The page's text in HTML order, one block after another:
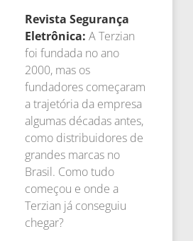
Revista Segurança
Eletrônica: A Terzian
foi fundada no ano
2000, mas os
fundadores começaram
a trajetória da empresa
algumas décadas antes,
como distribuidores de
grandes marcas no
Brasil. Como tudo
começou e onde a
Terzian já conseguiu
chegar?